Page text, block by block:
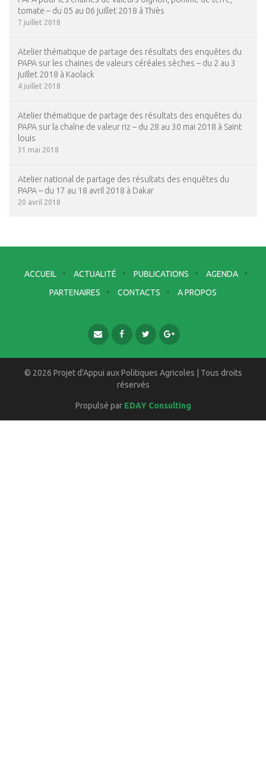
tomate – du 05 au 06 juillet 2018 à Thiès
7 juillet 2018
Atelier thématique de partage des résultats des enquêtes du
PAPA sur les chaines de valeurs céréales sèches – du 2 au 3
juillet 2018 à Kaolack
4 juillet 2018
Atelier thématique de partage des résultats des enquêtes du
PAPA sur la chaîne de valeur riz – du 28 au 30 mai 2018 à Saint
louis
31 mai 2018
Atelier national de partage des résultats des enquêtes du
PAPA – du 17 au 18 avril 2018 à Dakar
20 avril 2018
ACCUEIL ACTUALITÉ PUBLICATIONS
AGENDA
PARTENAIRES
CONTACTS A PROPOS
© 2026 Projet d'Appui aux Politiques Agricoles | Tous droits
réservés
Propulsé par EDAY Consulting